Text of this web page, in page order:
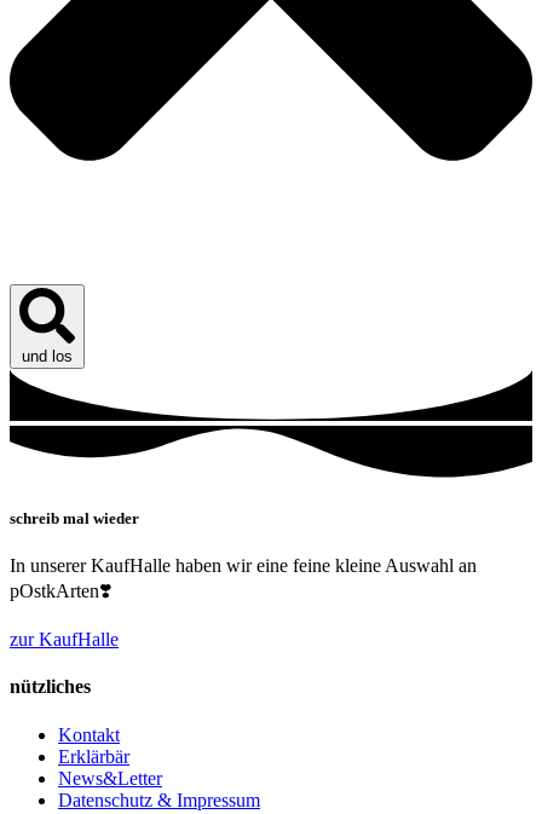
und los
schreib mal wieder
In unserer KaufHalle haben wir eine feine kleine Auswahl an
pOstkArten❣️
zur KaufHalle
nützliches
Kontakt
Erklärbär
News&Letter
Datenschutz & Impressum